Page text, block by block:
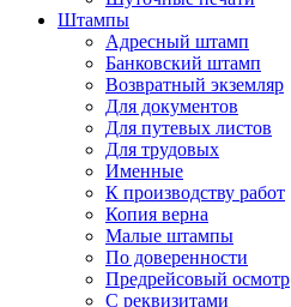
Штампы
Адресный штамп
Банковский штамп
Возвратный экземляр
Для документов
Для путевых листов
Для трудовых
Именные
К производству работ
Копия верна
Малые штампы
По доверенности
Предрейсовый осмотр
С реквизитами